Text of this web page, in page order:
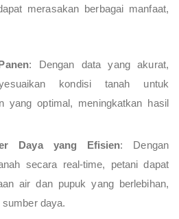
merasakan berbagai manfaat,
: Dengan data yang akurat,
kondisi tanah untuk
yang optimal, meningkatkan hasil
Daya yang Efisien: Dengan
secara real-time, petani dapat
air dan pupuk yang berlebihan,
daya.